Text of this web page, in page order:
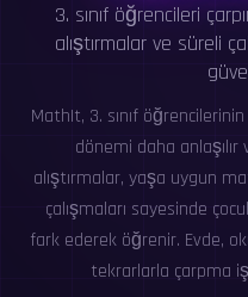
3. sınıf öğrencileri
alıştırmalar ve süreli
MathIt, 3. sınıf
dönemi daha
alıştırmalar, yaşa uygun
çalışmaları sayesinde
fark ederek öğrenir. Evde,
tekrarlarla çarpma